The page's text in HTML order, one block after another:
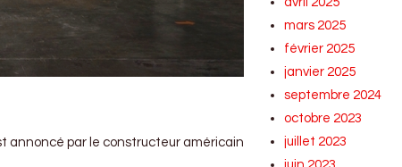
annoncé par le constructeur américain
mars 2025
février 2025
janvier 2025
septembre 2024
octobre 2023
juillet 2023